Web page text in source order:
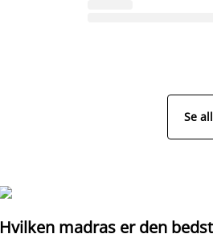
Se
Hvilken madras er den